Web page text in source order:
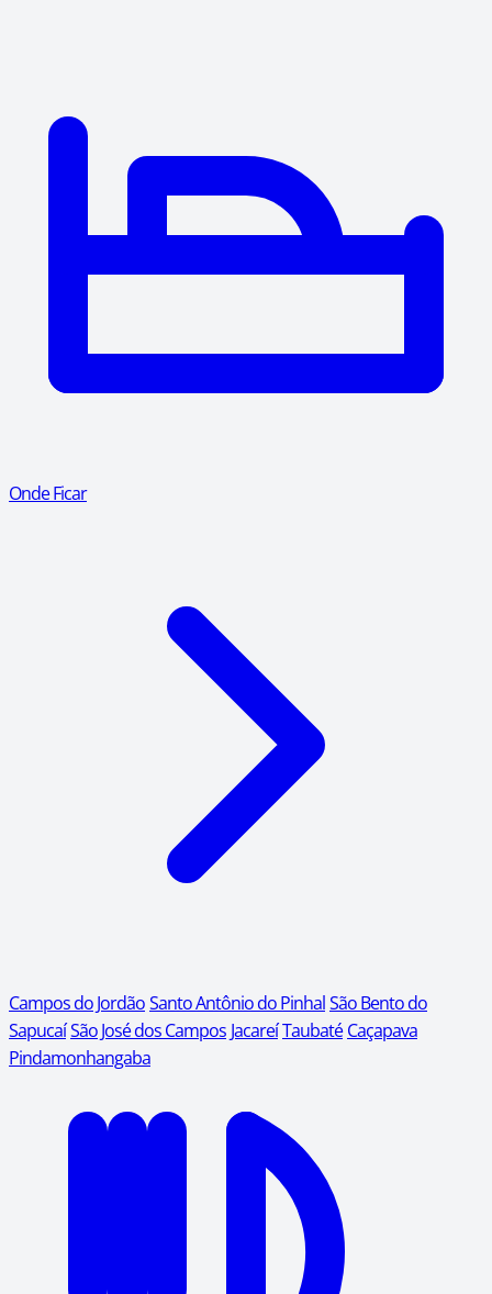
Onde Ficar
Campos do JordãoSanto Antônio do PinhalSão Bento do
SapucaíSão José dos Campos JacareíTaubaté Caçapava
Pindamonhangaba